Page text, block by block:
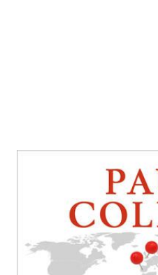
Aufstieg der
Zur Wunschliste
Wie vernachlässigte